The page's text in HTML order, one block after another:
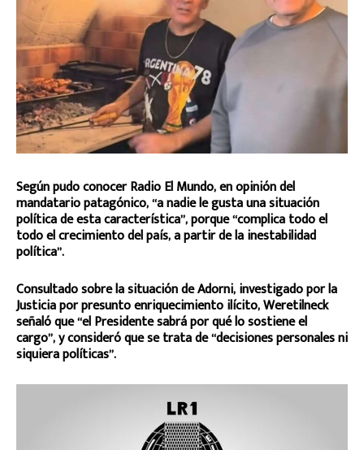
Según pudo conocer Radio El Mundo, en opinión del
mandatario patagónico, “a nadie le gusta una situación
política de esta característica”, porque “complica todo el
todo el crecimiento del país, a partir de la inestabilidad
política”.
Consultado sobre la situación de Adorni, investigado por la
Justicia por presunto enriquecimiento ilícito, Weretilneck
señaló que “el Presidente sabrá por qué lo sostiene el
cargo”, y consideró que se trata de “decisiones personales ni
siquiera políticas”.